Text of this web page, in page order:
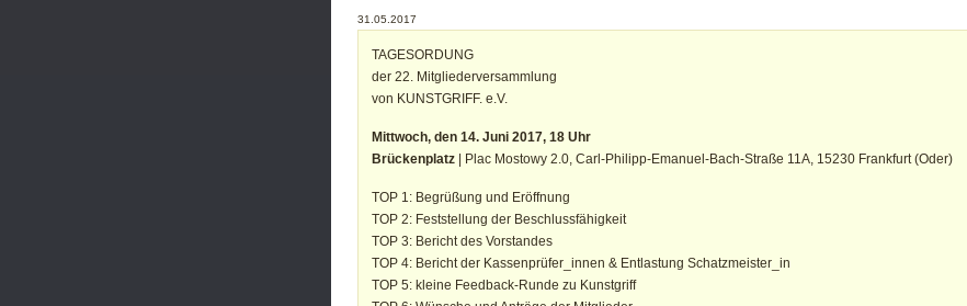
31.05.2017
TAGESORDUNG
der 22. Mitgliederversammlung
von KUNSTGRIFF. e.V.
Mittwoch, den 14. Juni 2017, 18 Uhr
Brückenplatz | Plac Mostowy 2.0, Carl-Philipp-Emanuel-Bach-Straße 11A, 15230 Frankfurt (Oder)
TOP 1: Begrüßung und Eröffnung
TOP 2: Feststellung der Beschlussfähigkeit
TOP 3: Bericht des Vorstandes
TOP 4: Bericht der Kassenprüfer_innen & Entlastung Schatzmeister_in
TOP 5: kleine Feedback-Runde zu Kunstgriff